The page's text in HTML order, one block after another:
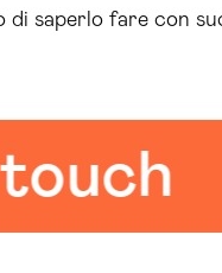
di saperlo fare con